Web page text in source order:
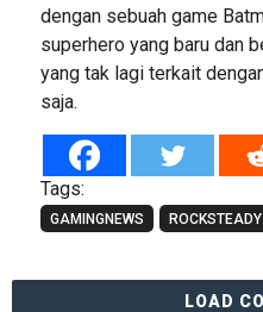
dengan sebuah game
superhero yang baru dan
yang tak lagi terkait
saja.
Tags:
GAMINGNEWS
LOAD